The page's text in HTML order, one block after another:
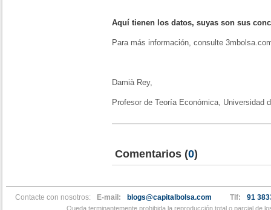
Aquí tienen los datos, suyas son sus
Para más información, consulte
Damià Rey,
Profesor de Teoría Económica, Universidad
Comentarios (0)
Contacte con nosotros: E-mail: blogs@capitalbolsa.com Tlf: 91
Queda terminantemente prohibida la reproducción total o parcial de